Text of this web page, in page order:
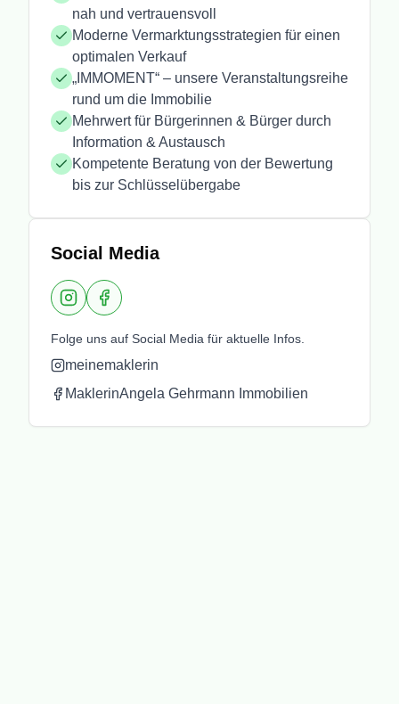
nah und vertrauensvoll
Moderne Vermarktungsstrategien für einen
optimalen Verkauf
„IMMOMENT“ – unsere Veranstaltungsreihe
rund um die Immobilie
Mehrwert für Bürgerinnen & Bürger durch
Information & Austausch
Kompetente Beratung von der Bewertung
bis zur Schlüsselübergabe
Social Media
InstagramFacebook
Folge uns auf Social Media für aktuelle Infos.
meinemaklerin
MaklerinAngela Gehrmann Immobilien